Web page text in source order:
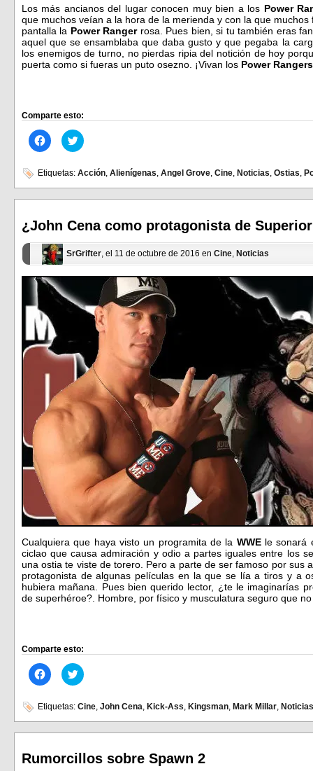
Los más ancianos del lugar conocen muy bien a los Power
que muchos veían a la hora de la merienda y con la que
pantalla la Power Rangerrosa. Pues bien, si tu también eras
aquel que se ensamblaba que daba gusto y que pegaba la
los enemigos de turno, no pierdas ripia del notición de hoy
puerta como si fueras un puto osezno. ¡Vivan los Power
Comparte esto:
Haz
clic
en
Facebook
(Se
abre
ventana
nueva)
Haz
clic
en
(Se
abre
ventana
nueva)
Etiquetas: Acción, Alienígenas, Angel Grove, Cine, Noticias, Ostias,
¿John Cena como protagonista de
SrGrifter, el 11 de octubre de 2016 en Cine, Noticias
Cualquiera que haya visto un programita de la WWEle sonará
ciclao que causa admiración y odio a partes iguales entre los
una ostia te viste de torero. Pero a parte de ser famoso por sus
protagonista de algunas películas en la que se lía a tiros y a
hubiera mañana. Pues bien querido lector, ¿te le imaginarías
de superhéroe?. Hombre, por físico y musculatura seguro que
Comparte esto:
Haz
clic
en
Facebook
(Se
abre
ventana
nueva)
Haz
clic
en
Twitter
(Se
abre
ventana
nueva)
Etiquetas: Cine, John Cena, Kick-Ass, Kingsman, Mark Millar, Noticias
Rumorcillos sobre Spawn 2